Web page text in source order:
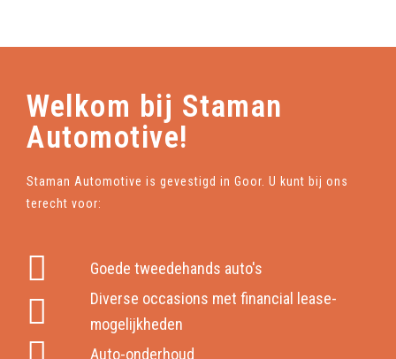
Welkom bij Staman
Automotive!
Staman Automotive is gevestigd in Goor. U kunt bij ons
terecht voor:
Goede tweedehands auto's
Diverse occasions met financial lease-
mogelijkheden
Auto-onderhoud